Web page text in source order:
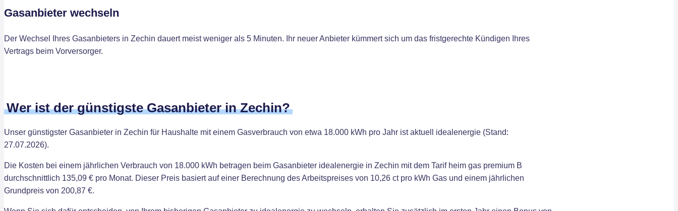
Gasanbieter wechseln
Der Wechsel Ihres Gasanbieters in Zechin dauert meist weniger als 5 Minuten. Ihr neuer Anbieter kümmert sich um das fristgerechte Kündigen Ihres
Vertrags beim Vorversorger.
Wer ist der günstigste Gasanbieter in Zechin?
Unser günstigster Gasanbieter in Zechin für Haushalte mit einem Gasverbrauch von etwa 18.000 kWh pro Jahr ist aktuell idealenergie (Stand:
27.07.2026).
Die Kosten bei einem jährlichen Verbrauch von 18.000 kWh betragen beim Gasanbieter idealenergie in Zechin mit dem Tarif heim gas premium B
durchschnittlich 135,09 € pro Monat. Dieser Preis basiert auf einer Berechnung des Arbeitspreises von 10,26 ct pro kWh Gas und einem jährlichen
Grundpreis von 200,87 €.